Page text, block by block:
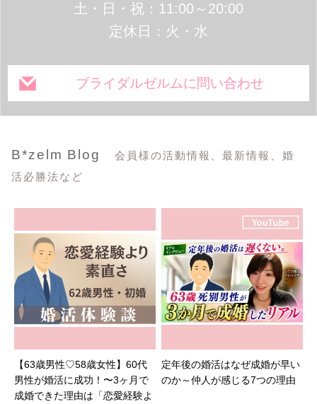
土・日・祝：11:00～20:00
定休日：火・水
ブライダルゼルムに問い合わせ
B*zelm Blog
会員様の活動情報、最新情報、婚
活必勝法など
【63歳男性♡58歳女性】60代
男性が婚活に成功！〜3ヶ月で
成婚できた理由は「恋愛経験よ
定年後の婚活はなぜ成婚が早い
のか～仲人が感じる7つの理由